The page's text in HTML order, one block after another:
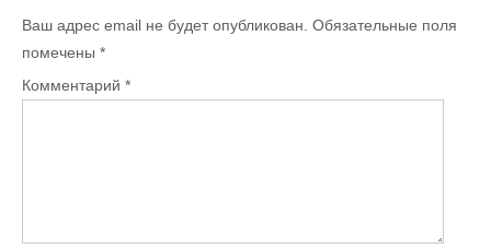
Ваш адрес email не будет опубликован. Обязательные поля
помечены *
Комментарий *